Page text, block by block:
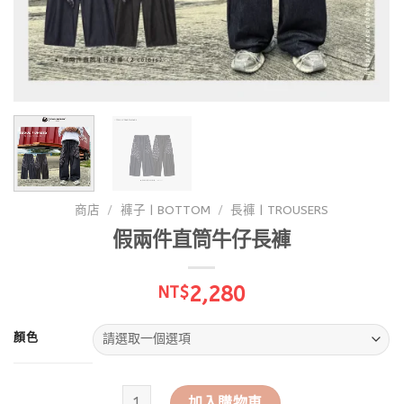
商店 / 褲子 | BOTTOM / 長褲 | TROUSERS
假兩件直筒牛仔長褲
NT$2,280
顏色
假兩件直筒牛仔長褲 數量